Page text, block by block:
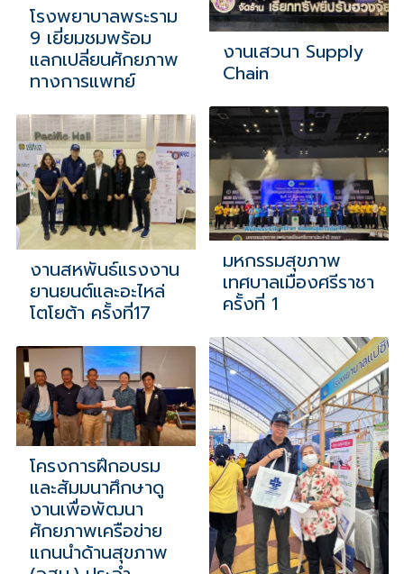
โรงพยาบาลพระราม
9 เยี่ยมชมพร้อม
แลกเปลี่ยนศักยภาพ
ทางการแพทย์
งานเสวนา Supply
Chain
มหกรรมสุขภาพ
เทศบาลเมืองศรีราชา
ครั้งที่ 1
งานสหพันธ์แรงงาน
ยานยนต์และอะไหล่
โตโยต้า ครั้งที่17
โครงการฝึกอบรม
และสัมมนาศึกษาดู
งานเพื่อพัฒนา
ศักยภาพเครือข่าย
แกนนำด้านสุขภาพ